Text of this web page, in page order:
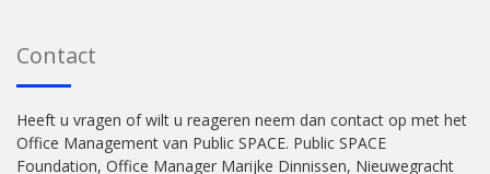
Contact
Heeft u vragen of wilt u reageren neem dan contact op met het
Office Management van Public SPACE. Public SPACE
Foundation, Office Manager Marijke Dinnissen, Nieuwegracht